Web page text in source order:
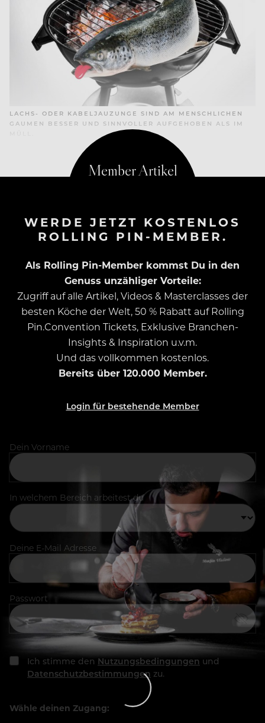
LACHS- ODER KABELJAUZUNGE SIND AM MENSCHLICHEN
GAUMEN BESSER UND SINNVOLLER AUFGEHOBEN ALS IM
WERDE JETZT KOSTENLOS
ROLLING PIN-MEMBER.
Als Rolling Pin-Member kommst Du in den
Genuss unzähliger Vorteile:
Zugriff auf alle Artikel, Videos & Masterclasses der
besten Köche der Welt, 50 % Rabatt auf Rolling
Pin.Convention Tickets, Exklusive Branchen-
Insights & Inspiration u.v.m.
Und das vollkommen kostenlos.
Bereits über 120.000 Member.
Login für bestehende Member
Dein Vorname
In welchem Bereich arbeitest du
Deine E-Mail Adresse
Passwort
Ich stimme den Nutzungsbedingungen und
Datenschutzbestimmungen zu.
Wähle deinen Zugang: